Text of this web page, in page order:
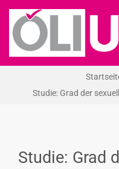
Zum
Inhalt
springen
NEWS
Studie: Grad der
Studie: Grad